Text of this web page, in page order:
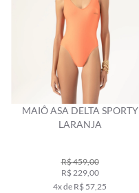
MAIÔ ASA DELTA SPORTY
LARANJA
R$ 459,00
R$ 229,00
4x de R$ 57,25